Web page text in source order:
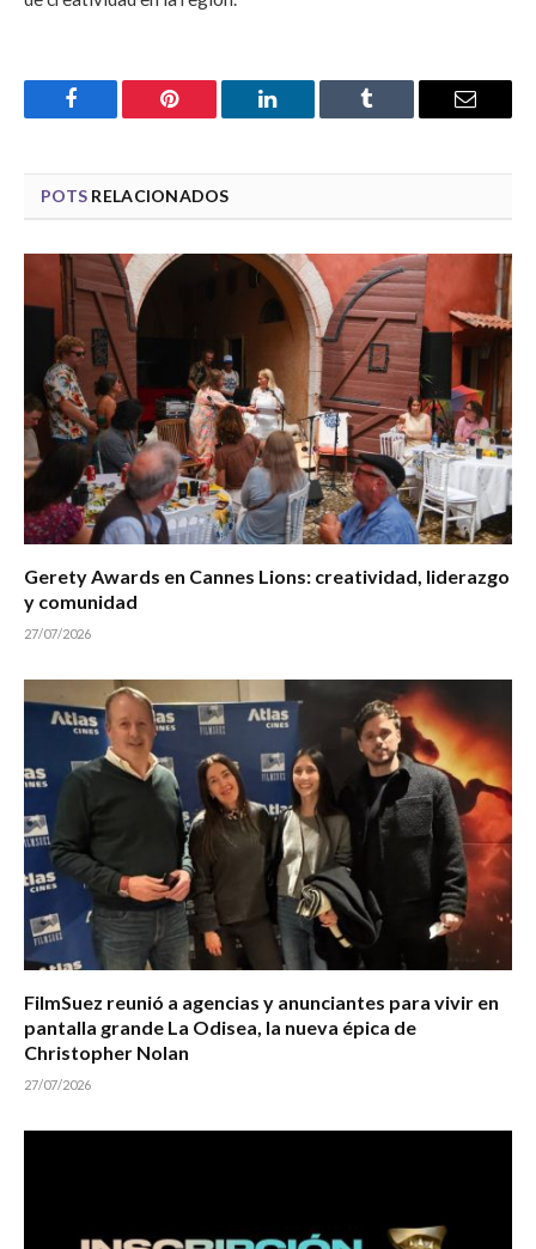
Facebook Pinterest LinkedIn Tumblr Email
POTS RELACIONADOS
Gerety Awards en Cannes Lions: creatividad, liderazgo
y comunidad
27/07/2026
FilmSuez reunió a agencias y anunciantes para vivir en
pantalla grande La Odisea, la nueva épica de
Christopher Nolan
27/07/2026